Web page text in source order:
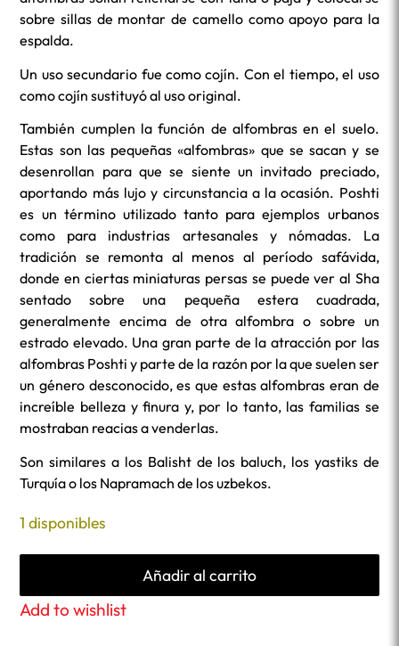
sobre sillas de montar de camello como apoyo para la
espalda.
Un uso secundario fue como cojín. Con el tiempo, el uso
como cojín sustituyó al uso original.
También cumplen la función de alfombras en el suelo.
Estas son las pequeñas «alfombras» que se sacan y se
desenrollan para que se siente un invitado preciado,
aportando más lujo y circunstancia a la ocasión. Poshti
es un término utilizado tanto para ejemplos urbanos
como para industrias artesanales y nómadas. La
tradición se remonta al menos al período safávida,
donde en ciertas miniaturas persas se puede ver al Sha
sentado sobre una pequeña estera cuadrada,
generalmente encima de otra alfombra o sobre un
estrado elevado. Una gran parte de la atracción por las
alfombras Poshti y parte de la razón por la que suelen ser
un género desconocido, es que estas alfombras eran de
increíble belleza y finura y, por lo tanto, las familias se
mostraban reacias a venderlas.
Son similares a los Balisht de los baluch, los yastiks de
Turquía o los Napramach de los uzbekos.
1 disponibles
Añadir al carrito
Add to wishlist